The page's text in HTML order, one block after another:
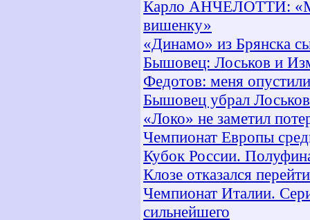
Карло АНЧЕЛОТТИ: «Мы
вишенку»
«Динамо» из Брянска
Бышовец: Лоськов и
Федотов: меня
Бышовец убрал
«Локо» не заметил
Чемпионат Европы
Кубок России.
Клозе отказался
Чемпионат Италии.
сильнейшего